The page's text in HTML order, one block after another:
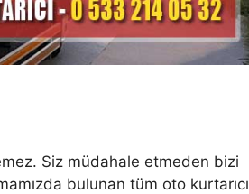
Siz müdahale etmeden bizi
bulunan tüm oto kurtarıcı